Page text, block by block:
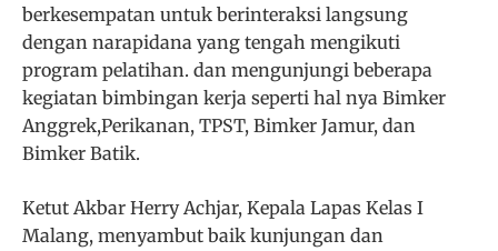
berkesempatan untuk berinteraksi langsung
dengan narapidana yang tengah mengikuti
program pelatihan. dan mengunjungi beberapa
kegiatan bimbingan kerja seperti hal nya Bimker
Anggrek,Perikanan, TPST, Bimker Jamur, dan
Bimker Batik.
Ketut Akbar Herry Achjar, Kepala Lapas Kelas I
Malang, menyambut baik kunjungan dan